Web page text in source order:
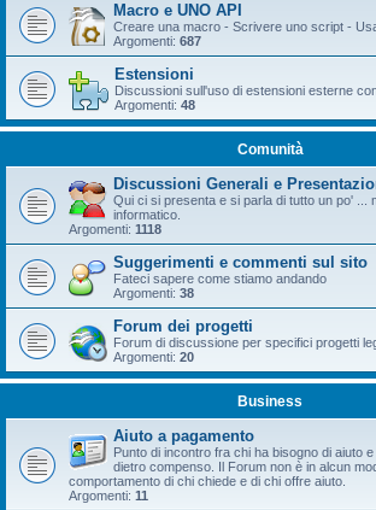
Macro e UNO API
Creare una macro - Scrivere uno script -
Argomenti: 687
Estensioni
Discussioni sull'uso di estensioni esterne
Argomenti: 48
Comunità
Discussioni Generali e
Qui ci si presenta e si parla di tutto un po' ...
informatico.
Argomenti: 1118
Suggerimenti e commenti sul sito
Fateci sapere come stiamo andando
Argomenti: 38
Forum dei progetti
Forum di discussione per specifici progetti
Argomenti: 20
Business
Aiuto a pagamento
Punto di incontro fra chi ha bisogno di aiuto
dietro compenso. Il Forum non è in alcun
comportamento di chi chiede e di chi offre aiuto.
Argomenti: 11